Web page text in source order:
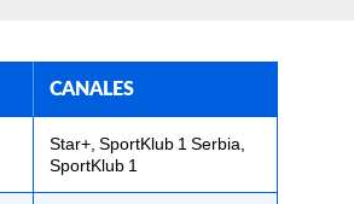
CANALES
Star+, SportKlub 1 Serbia,
SportKlub 1